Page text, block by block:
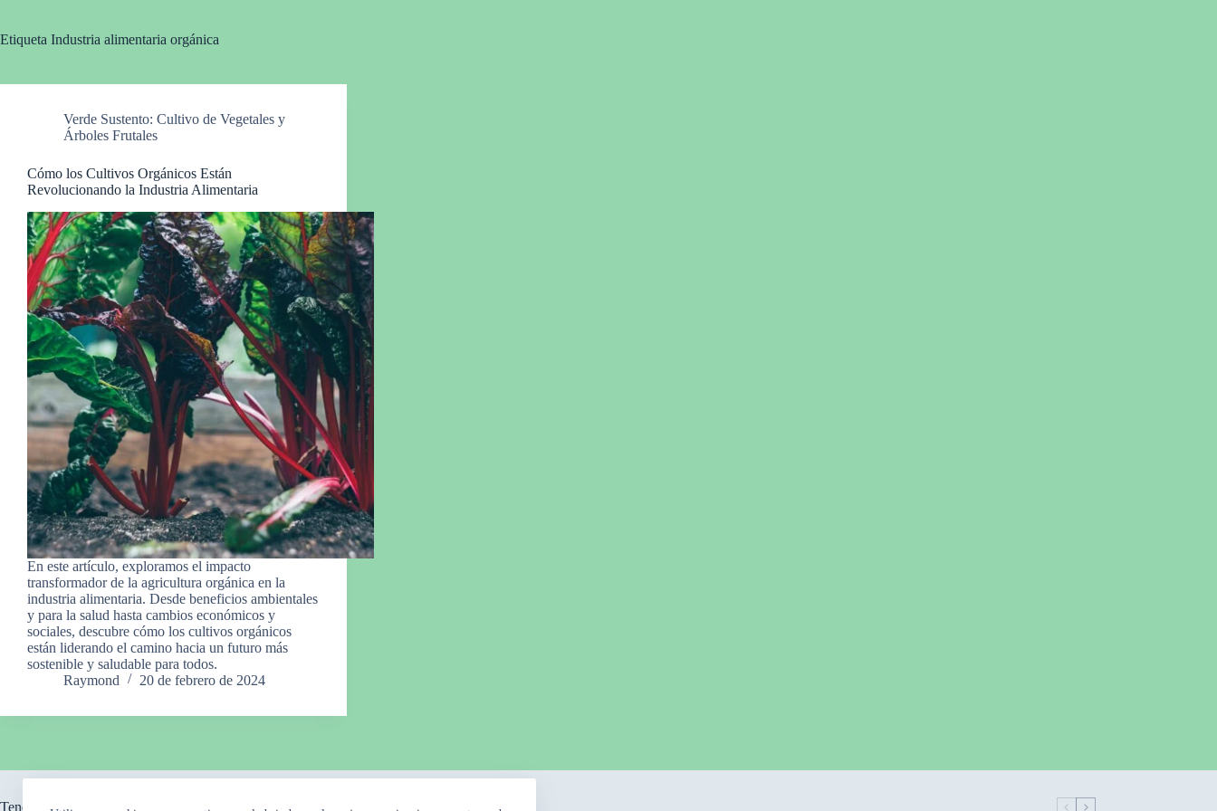
Etiqueta Industria alimentaria orgánica
Verde Sustento: Cultivo de Vegetales y
Árboles Frutales
Cómo los Cultivos Orgánicos Están
Revolucionando la Industria Alimentaria
En este artículo, exploramos el impacto
transformador de la agricultura orgánica en la
industria alimentaria. Desde beneficios ambientales
y para la salud hasta cambios económicos y
sociales, descubre cómo los cultivos orgánicos
están liderando el camino hacia un futuro más
sostenible y saludable para todos.
Raymond
20 de febrero de 2024
Tendencia ahora